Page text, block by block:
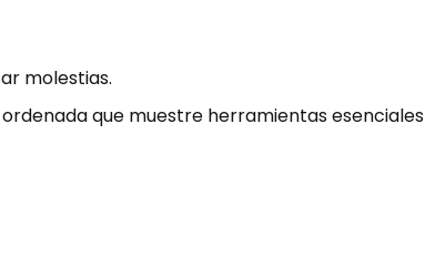
molestias.
que muestre herramientas esenciales